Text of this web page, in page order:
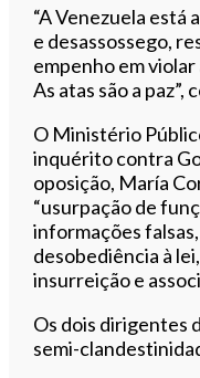
“A Venezuela está
e desassossego,
empenho em
As atas são a paz”,
O Ministério
inquérito contra
oposição, María
“usurpação de
informações
desobediência à
insurreição e
Os dois dirigentes
semi-